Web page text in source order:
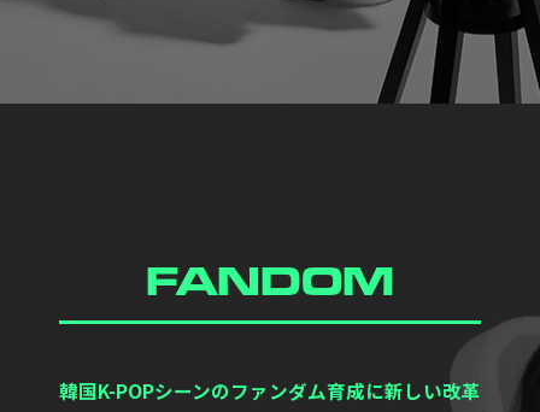
FANDOM
韓国K-POPシーンのファンダム育成に新しい改革